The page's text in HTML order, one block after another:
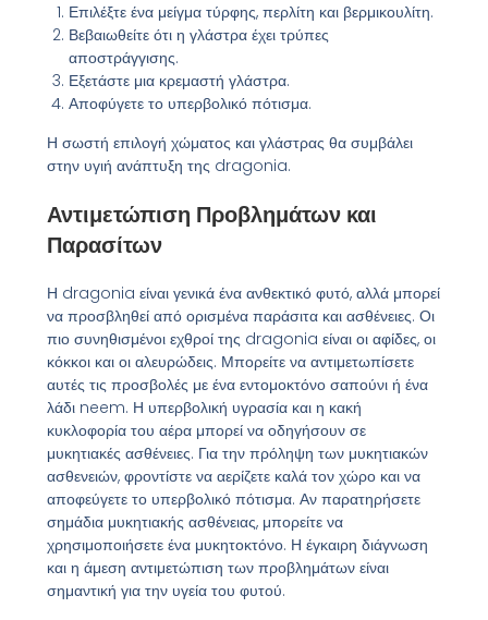
Επιλέξτε ένα μείγμα τύρφης, περλίτη και βερμικουλίτη.
Βεβαιωθείτε ότι η γλάστρα έχει τρύπες
αποστράγγισης.
Εξετάστε μια κρεμαστή γλάστρα.
Αποφύγετε το υπερβολικό πότισμα.
Η σωστή επιλογή χώματος και γλάστρας θα συμβάλει
στην υγιή ανάπτυξη της dragonia.
Αντιμετώπιση Προβλημάτων και
Παρασίτων
Η dragonia είναι γενικά ένα ανθεκτικό φυτό, αλλά μπορεί
να προσβληθεί από ορισμένα παράσιτα και ασθένειες. Οι
πιο συνηθισμένοι εχθροί της dragonia είναι οι αφίδες, οι
κόκκοι και οι αλευρώδεις. Μπορείτε να αντιμετωπίσετε
αυτές τις προσβολές με ένα εντομοκτόνο σαπούνι ή ένα
λάδι neem. Η υπερβολική υγρασία και η κακή
κυκλοφορία του αέρα μπορεί να οδηγήσουν σε
μυκητιακές ασθένειες. Για την πρόληψη των μυκητιακών
ασθενειών, φροντίστε να αερίζετε καλά τον χώρο και να
αποφεύγετε το υπερβολικό πότισμα. Αν παρατηρήσετε
σημάδια μυκητιακής ασθένειας, μπορείτε να
χρησιμοποιήσετε ένα μυκητοκτόνο. Η έγκαιρη διάγνωση
και η άμεση αντιμετώπιση των προβλημάτων είναι
σημαντική για την υγεία του φυτού.